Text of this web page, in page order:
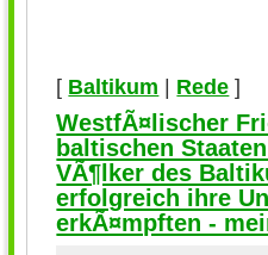
[ Baltikum Rede ]
WestfÃ¤lischer
baltischen
VÃ¶lker des
erfolgreich ihre
erkÃ¤mpften -